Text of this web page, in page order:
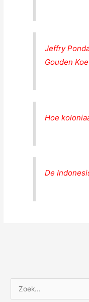
Jeffry
Gouden
Hoe
De
o